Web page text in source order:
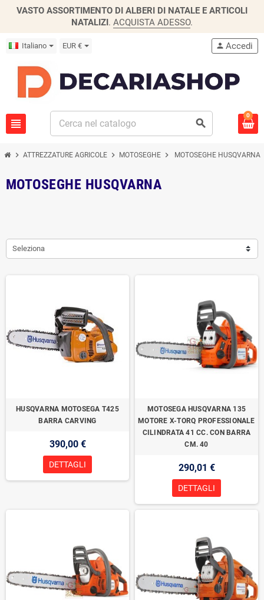
VASTO ASSORTIMENTO DI ALBERI DI NATALE E ARTICOLI
NATALIZI. ACQUISTA ADESSO.
Italiano EUR €
view_headline search
person Accedi
0
chevron_right ATTREZZATURE AGRICOLE chevron_right MOTOSEGHE chevron_right MOTOSEGHE HUSQVARNA
MOTOSEGHE HUSQVARNA
Seleziona
HUSQVARNA MOTOSEGA T425
BARRA CARVING
390,00 €
DETTAGLI
MOTOSEGA HUSQVARNA 135
MOTORE X-TORQ PROFESSIONALE
CILINDRATA 41 CC. CON BARRA
CM. 40
290,01 €
DETTAGLI